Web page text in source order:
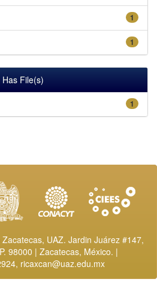
1
1
Has File(s)
1
UAZ. Jardin Juárez #147,
98000 | Zacatecas, México. |
ricaxcan@uaz.edu.mx